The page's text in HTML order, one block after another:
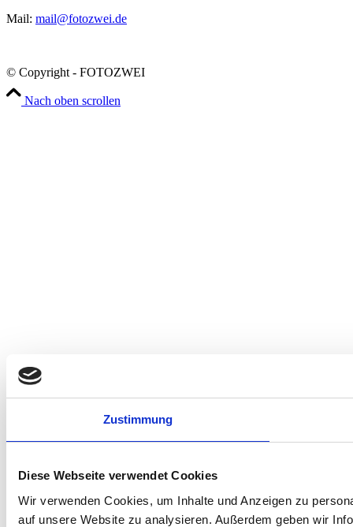
Zustimmung
Diese Webseite verwendet Cookies
Wir verwenden Cookies, um Inhalte und Anzeigen zu
auf unsere Website zu analysieren. Außerdem geben wir
Mail: mail@fotozwei.de
© Copyright - FOTOZWEI
Nach oben scrollen